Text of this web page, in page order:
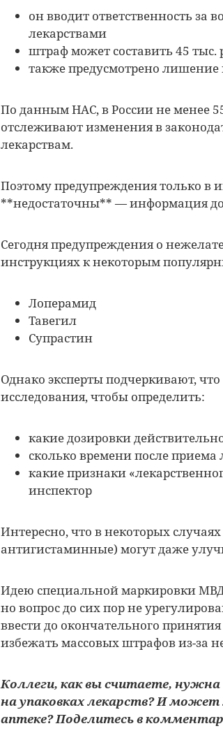
он вводит ответственность за
лекарствами
штраф может составить 45 тыс.
также предусмотрено лишение
По данным НАС, в России не менее
отслеживают изменения в
лекарствам.
Поэтому предупреждения только в
**недостаточны** — информация
Сегодня предупреждения о
инструкциях к некоторым
Лоперамид
Тавегил
Супрастин
Однако эксперты подчеркивают,
исследования, чтобы определить:
какие дозировки
сколько времени после приема
какие признаки
инспектор
Интересно, что в некоторых
антигистаминные) могут даже
Идею специальной маркировки
но вопрос до сих пор не
ввести до окончательного
избежать массовых штрафов из-за
Коллеги, как вы считаете, нужна
на упаковках лекарств? И
аптеке? Поделитесь в